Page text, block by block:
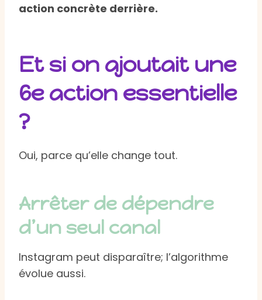
action concrète derrière.
Et si on ajoutait une
6e action essentielle
?
Oui, parce qu’elle change tout.
Arrêter de dépendre
d’un seul canal
Instagram peut disparaître; l’algorithme
évolue aussi.